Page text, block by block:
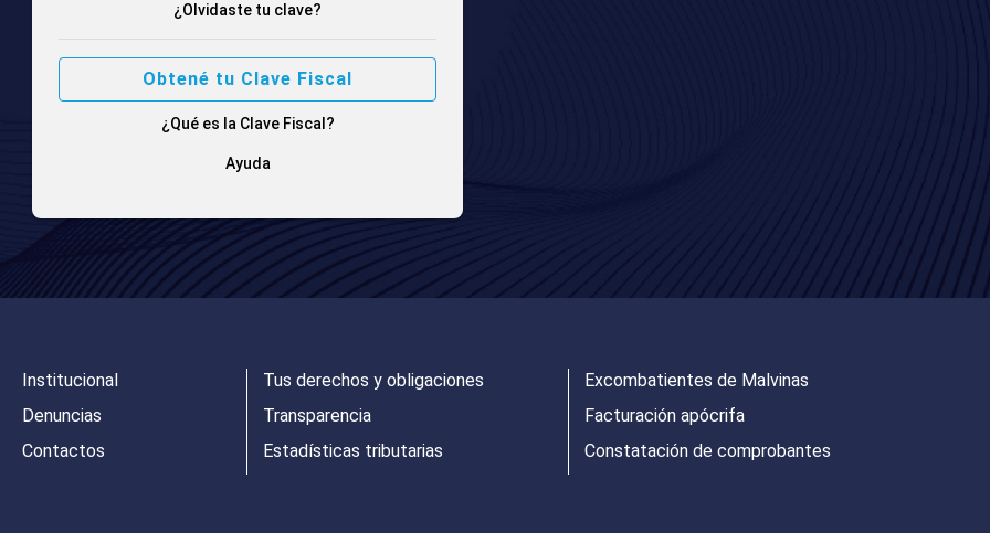
¿Olvidaste tu clave?
Obtené tu Clave Fiscal
¿Qué es la Clave Fiscal?
Ayuda
Institucional
Denuncias
Contactos
Tus derechos y obligaciones
Transparencia
Estadísticas tributarias
Excombatientes de Malvinas
Facturación apócrifa
Constatación de comprobantes